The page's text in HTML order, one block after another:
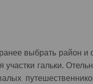
выбрать
гальки.